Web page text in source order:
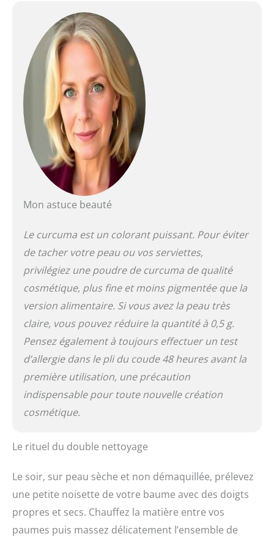
Mon astuce beauté
Le curcuma est un colorant puissant. Pour éviter
de tacher votre peau ou vos serviettes,
privilégiez une poudre de curcuma de qualité
cosmétique, plus fine et moins pigmentée que la
version alimentaire. Si vous avez la peau très
claire, vous pouvez réduire la quantité à 0,5 g.
Pensez également à toujours effectuer un test
d’allergie dans le pli du coude 48 heures avant la
première utilisation, une précaution
indispensable pour toute nouvelle création
cosmétique.
Le rituel du double nettoyage
Le soir, sur peau sèche et non démaquillée, prélevez
une petite noisette de votre baume avec des doigts
propres et secs. Chauffez la matière entre vos
paumes puis massez délicatement l’ensemble de